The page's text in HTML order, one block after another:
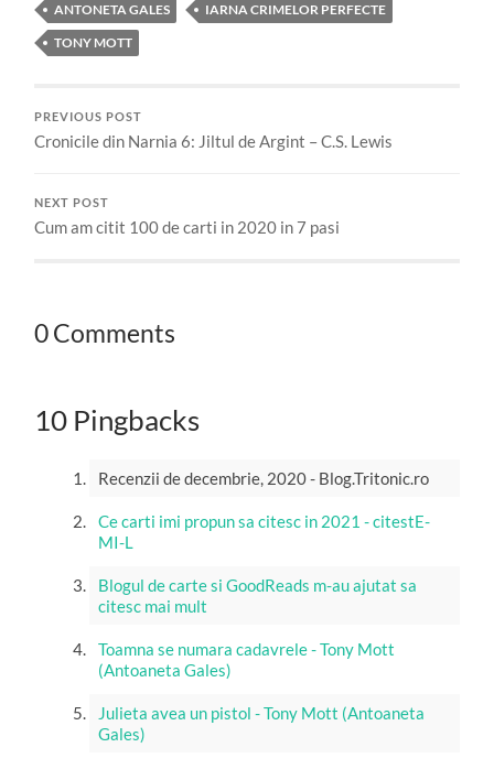
ANTONETA GALES
IARNA CRIMELOR PERFECTE
TONY MOTT
PREVIOUS POST
Cronicile din Narnia 6: Jiltul de Argint – C.S. Lewis
NEXT POST
Cum am citit 100 de carti in 2020 in 7 pasi
0 Comments
10 Pingbacks
Recenzii de decembrie, 2020 - Blog.Tritonic.ro
Ce carti imi propun sa citesc in 2021 - citestE-
MI-L
Blogul de carte si GoodReads m-au ajutat sa
citesc mai mult
Toamna se numara cadavrele - Tony Mott
(Antoaneta Gales)
Julieta avea un pistol - Tony Mott (Antoaneta
Gales)